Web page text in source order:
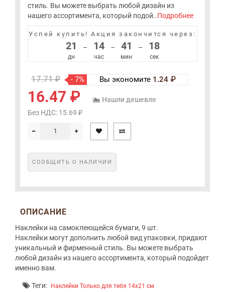
стиль. Вы можете выбрать любой дизайн из
нашего ассортимента, который подой..Подробнее
Успей купить!Акция закончится через:
21
дн
– 14
час
– 41
мин
– 18
сек
17.71 ₽ - 7% Вы экономите 1.24 ₽
16.47 ₽
Нашли дешевле
Без НДС: 15.69 ₽
СООБЩИТЬ О НАЛИЧИИ
ОПИСАНИЕ
Наклейки на самоклеющейся бумаги, 9 шт.
Наклейки могут дополнить любой вид упаковки, придают
уникальный и фирменный стиль. Вы можете выбрать
любой дизайн из нашего ассортимента, который подойдет
именно вам.
Теги: Наклейки Только для тебя 14x21 см